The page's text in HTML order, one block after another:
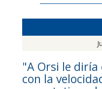
"A Orsi le
con la